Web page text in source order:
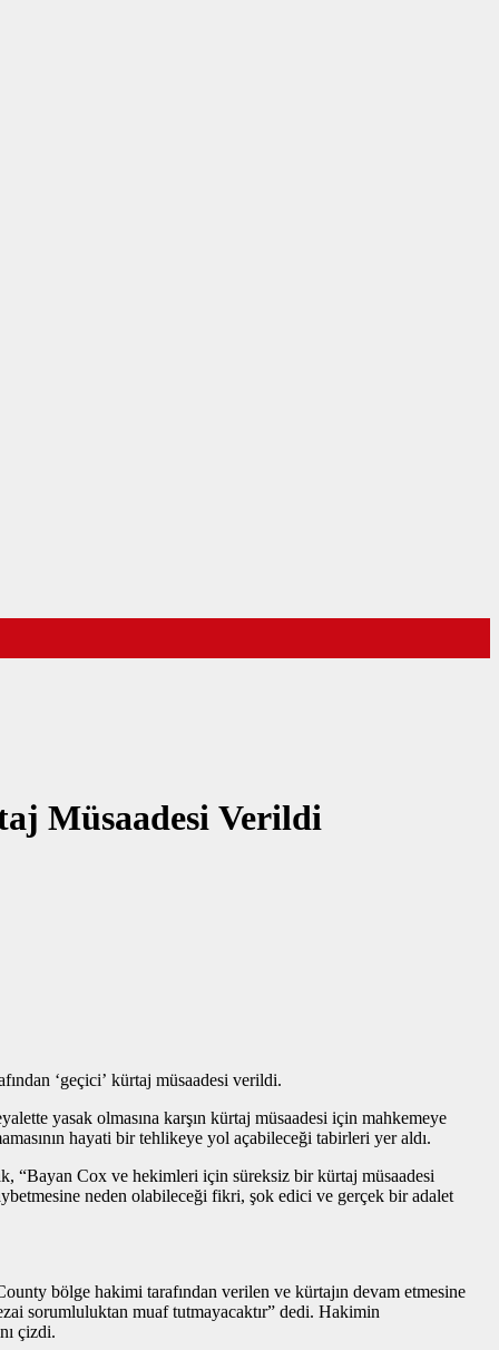
Müsaadesi Verildi
‘geçici’ kürtaj müsaadesi verildi.
yasak olmasına karşın kürtaj müsaadesi için mahkemeye
hayati bir tehlikeye yol açabileceği tabirleri yer aldı.
“Bayan Cox ve hekimleri için süreksiz bir kürtaj müsaadesi
neden olabileceği fikri, şok edici ve gerçek bir adalet
bölge hakimi tarafından verilen ve kürtajın devam etmesine
sorumluluktan muaf tutmayacaktır” dedi. Hakimin
çizdi.